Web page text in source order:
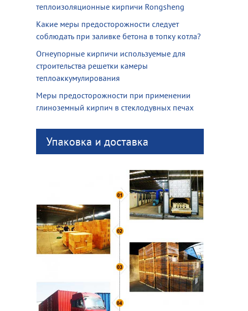
теплоизоляционные кирпичи Rongsheng
Какие меры предосторожности следует
соблюдать при заливке бетона в топку котла?
Огнеупорные кирпичи используемые для
строительства решетки камеры
теплоаккумулирования
Меры предосторожности при применении
глиноземный кирпич в стеклодувных печах
Упаковка и доставка